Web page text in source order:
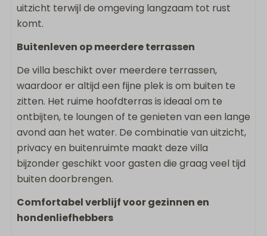
Sanitair
2 Badkamers
Badkamer ensuite
Badkamer op begane grond
Regendouche
Inloopdouche
Föhn
Apart toilet
Dubbele wastafel
Slaapkamer(s)
Tweepersoonsbed: 2
Slaapkamer(s) op begane grond
uitzicht terwijl de omgeving langzaam tot rust
komt.
Buitenleven op meerdere terrassen
De villa beschikt over meerdere terrassen,
waardoor er altijd een fijne plek is om buiten te
zitten. Het ruime hoofdterras is ideaal om te
ontbijten, te loungen of te genieten van een lange
avond aan het water. De combinatie van uitzicht,
privacy en buitenruimte maakt deze villa
bijzonder geschikt voor gasten die graag veel tijd
buiten doorbrengen.
Comfortabel verblijf voor gezinnen en
hondenliefhebbers